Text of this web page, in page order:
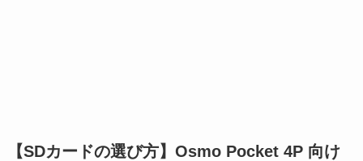
【SDカードの選び方】Osmo Pocket 4P 向け